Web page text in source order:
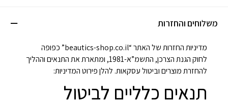
משלוחים והחזרות
מדיניות החזרות של האתר “beautics-shop.co.il” כפופה
לחוק הגנת הצרכן, התשמ”א-1981, ומתארת את התנאים וההליך
להחזרת מוצרים וביטול עסקאות. להלן פירוט המדיניות:
תנאים כלליים לביטול